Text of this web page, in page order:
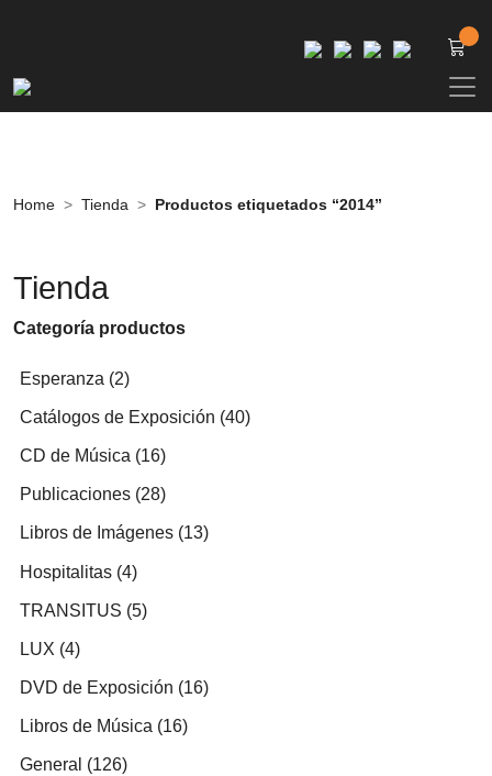
Home Tienda Productos etiquetados “2014”
Tienda
Categoría productos
Esperanza 22
Catálogos de Exposición 4040
CD de Música 1616
Publicaciones 2828
Libros de Imágenes 1313
Hospitalitas 44
TRANSITUS 55
LUX 44
DVD de Exposición 1616
Libros de Música 1616
General 126126